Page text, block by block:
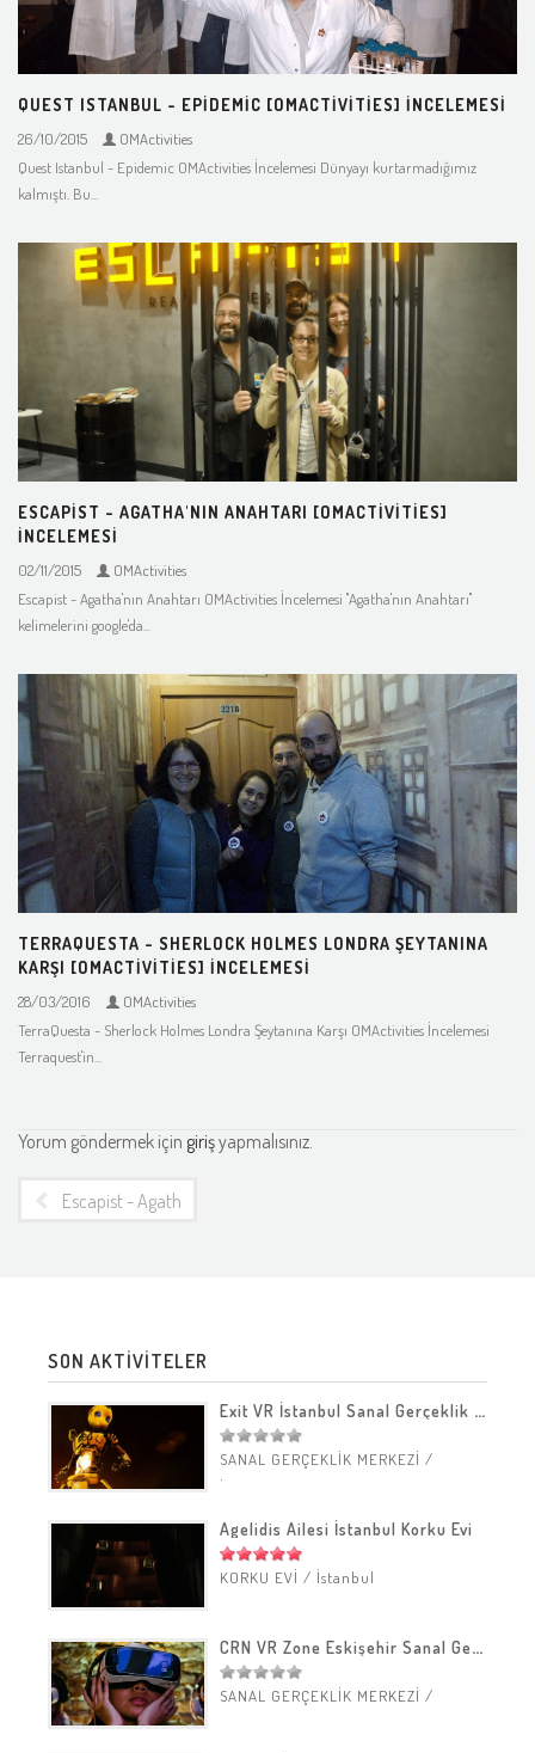
QUEST ISTANBUL - EPIDEMIC [OMACTIVITIES] İNCELEMESI
26/10/2015
OMActivities
Quest Istanbul - Epidemic OMActivities İncelemesi Dünyayı kurtarmadığımız
kalmıştı. Bu...
ESCAPIST - AGATHA'NIN ANAHTARI [OMACTIVITIES]
İNCELEMESI
02/11/2015
OMActivities
Escapist - Agatha'nın Anahtarı OMActivities İncelemesi ''Agatha'nın Anahtarı''
kelimelerini google'da...
TERRAQUESTA - SHERLOCK HOLMES LONDRA ŞEYTANINA
KARŞI [OMACTIVITIES] İNCELEMESI
28/03/2016
OMActivities
TerraQuesta - Sherlock Holmes Londra Şeytanına Karşı OMActivities İncelemesi
Terraquest'in...
Yorum göndermek için girişyapmalısınız.
Escapist - Agatha'nın Anahtarı [OMActivities] İncelemesi
SON AKTİVİTELER
Exit VR İstanbul Sanal Gerçeklik Merkezi
SANAL GERÇEKLİK MERKEZİ /
Agelidis Ailesi İstanbul Korku Evi
KORKU EVİ / İstanbul
CRN VR Zone Eskişehir Sanal Gerçeklik Merkezi
SANAL GERÇEKLİK MERKEZİ /